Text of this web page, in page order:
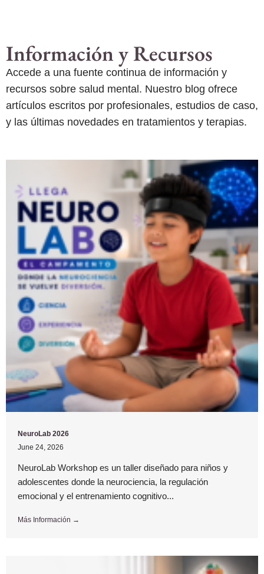
Información y Recursos
Accede a una fuente continua de información y
recursos sobre salud mental. Nuestro blog ofrece
artículos escritos por profesionales, estudios de caso,
y las últimas novedades en tratamientos y terapias.
NeuroLab 2026
June 24, 2026
NeuroLab Workshop es un taller diseñado para niños y
adolescentes donde la neurociencia, la regulación
emocional y el entrenamiento cognitivo...
Más Información →